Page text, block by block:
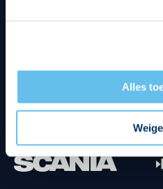
Alles